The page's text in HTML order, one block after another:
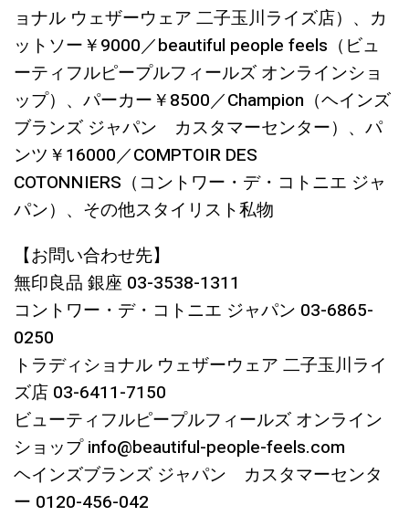
ョナル ウェザーウェア 二子玉川ライズ店）、カ
ットソー￥9000／beautiful people feels（ビュ
ーティフルピープルフィールズ オンラインショ
ップ）、パーカー￥8500／Champion（ヘインズ
ブランズ ジャパン カスタマーセンター）、パ
ンツ￥16000／COMPTOIR DES
COTONNIERS（コントワー・デ・コトニエ ジャ
パン）、その他スタイリスト私物
【お問い合わせ先】
無印良品 銀座 03-3538-1311
コントワー・デ・コトニエ ジャパン 03-6865-
0250
トラディショナル ウェザーウェア 二子玉川ライ
ズ店 03-6411-7150
ビューティフルピープルフィールズ オンライン
ショップ info@beautiful-people-feels.com
ヘインズブランズ ジャパン カスタマーセンタ
ー 0120-456-042